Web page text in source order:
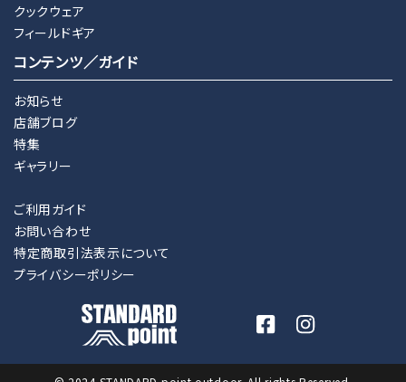
クックウェア
フィールドギア
コンテンツ／ガイド
お知らせ
店舗ブログ
特集
ギャラリー
ご利用ガイド
お問い合わせ
特定商取引法表示について
プライバシーポリシー